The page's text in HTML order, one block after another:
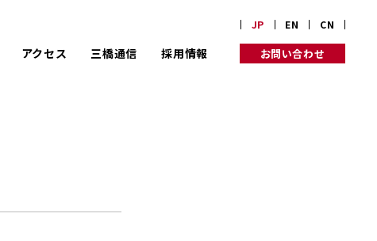
アクセス 三橋通信 採用情報 お問い合わせ
JP EN CN